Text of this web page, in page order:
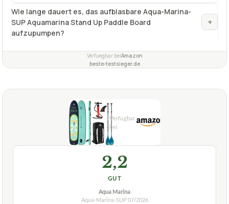
Wie lange dauert es, das aufblasbare Aqua-Marina-
SUP Aquamarina Stand Up Paddle Board
aufzupumpen?
+
Verfuegbar beiAmazon
beste-testsieger.de
2,2
GUT
Aqua Marina
Aqua-Marina-SUP 07/2026